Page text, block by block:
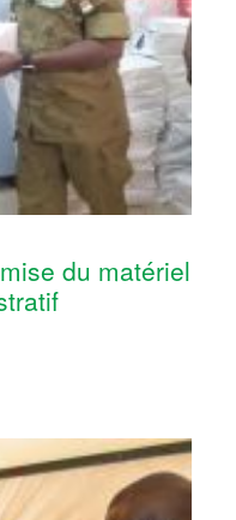
du matériel